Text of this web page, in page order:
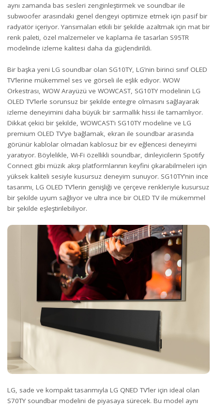
aynı zamanda bas sesleri zenginleştirmek ve soundbar ile
subwoofer arasındaki genel dengeyi optimize etmek için pasif bir
radyatör içeriyor. Yansımaları etkili bir şekilde azaltmak için mat bir
renk paleti, özel malzemeler ve kaplama ile tasarlan S95TR
modelinde izleme kalitesi daha da güçlendirildi.
Bir başka yeni LG soundbar olan SG10TY, LG’nin birinci sınıf OLED
TV’lerine mükemmel ses ve görseli ile eşlik ediyor. WOW
Orkestrası, WOW Arayüzü ve WOWCAST, SG10TY modelinin LG
OLED TV’lerle sorunsuz bir şekilde entegre olmasını sağlayarak
izleme deneyimini daha büyük bir sarmallık hissi ile tamamlıyor.
Dikkat çekici bir şekilde, WOWCAST’ı SG10TY modeline ve LG
premium OLED TV’ye bağlamak, ekran ile soundbar arasında
görünür kablolar olmadan kablosuz bir ev eğlencesi deneyimi
yaratıyor. Böylelikle, Wi-Fi özellikli soundbar, dinleyicilerin Spotify
Connect gibi müzik akışı platformlarının keyfini çıkarabilmeleri için
yüksek kaliteli sesiyle kusursuz deneyim sunuyor. SG10TY’nin ince
tasarımı, LG OLED TV’lerin genişliği ve çerçeve renkleriyle kusursuz
bir şekilde uyum sağlıyor ve ultra ince bir OLED TV ile mükemmel
bir şekilde eşleştirilebiliyor.
LG, sade ve kompakt tasarımıyla LG QNED TV’ler için ideal olan
S70TY soundbar modelini de piyasaya sürecek. Bu model aynı